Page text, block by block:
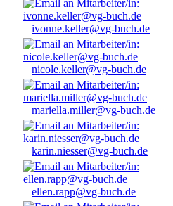
ivonne.keller@vg-buch.de
nicole.keller@vg-buch.de
mariella.miller@vg-buch.de
karin.niesser@vg-buch.de
ellen.rapp@vg-buch.de